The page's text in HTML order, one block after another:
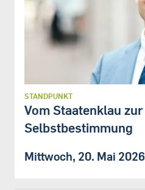
STANDPUNKT
Vom Staatenklau zur
Selbstbestimmung
Mittwoch, 20. Mai 2026